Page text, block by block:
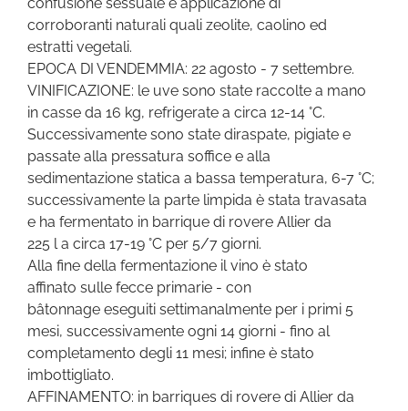
corroboranti naturali quali zeolite, caolino ed
estratti vegetali.
EPOCA DI VENDEMMIA: 22 agosto - 7 settembre.
VINIFICAZIONE: le uve sono state raccolte a mano
in casse da 16 kg, refrigerate a circa 12-14 °C.
Successivamente sono state diraspate, pigiate e
passate alla pressatura soffice e alla
sedimentazione statica a bassa temperatura, 6-7 °C;
successivamente la parte limpida è stata travasata
e ha fermentato in barrique di rovere Allier da
225 l a circa 17-19 °C per 5/7 giorni.
Alla fine della fermentazione il vino è stato
affinato sulle fecce primarie - con
bâtonnage eseguiti settimanalmente per i primi 5
mesi, successivamente ogni 14 giorni - fino al
completamento degli 11 mesi; infine è stato
imbottigliato.
AFFINAMENTO: in barriques di rovere di Allier da